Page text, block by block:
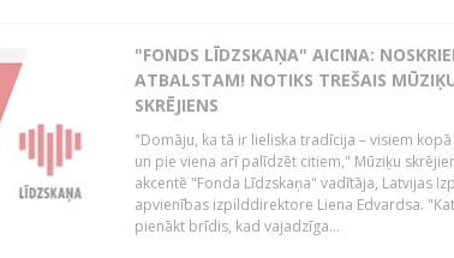
"FONDS LĪDZSKAŅA" AICINA:
ATBALSTAM! NOTIKS TREŠAIS
SKRĒJIENS
"Domāju, ka tā ir lieliska tradīcija – visiem
un pie viena arī palīdzēt citiem," Mūziķu
akcentē "Fonda Līdzskaņa" vadītāja, Latvijas
apvienības izpilddirektore Liena Edvardsa.
pienākt brīdis, kad vajadzīga...